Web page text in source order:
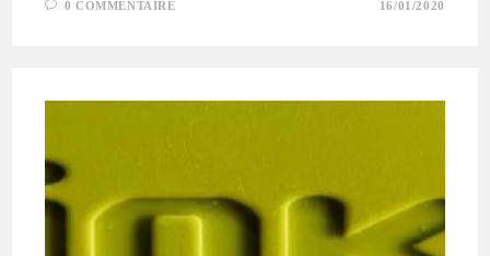
0 COMMENTAIRE 16/01/2020